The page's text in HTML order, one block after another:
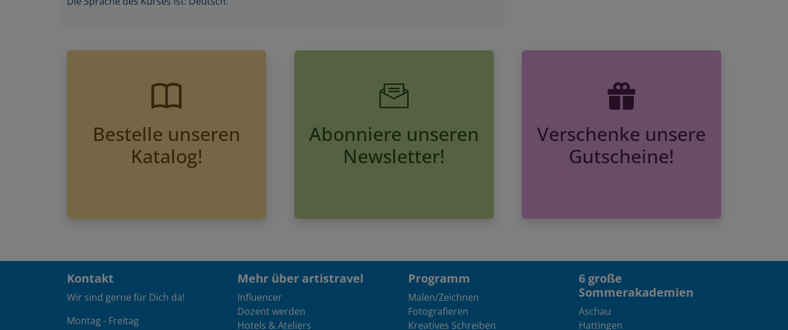
Bestelle unseren
Katalog!
Abonniere unseren
Newsletter!
Verschenke unsere
Gutscheine!
Kontakt
Wir sind gerne für Dich da!
Montag - Freitag
Mehr über artistravel
Influencer
Dozent werden
Hotels & Ateliers
Programm
Malen/Zeichnen
Fotografieren
Kreatives Schreiben
6 große
Sommerakademien
Aschau
Hattingen